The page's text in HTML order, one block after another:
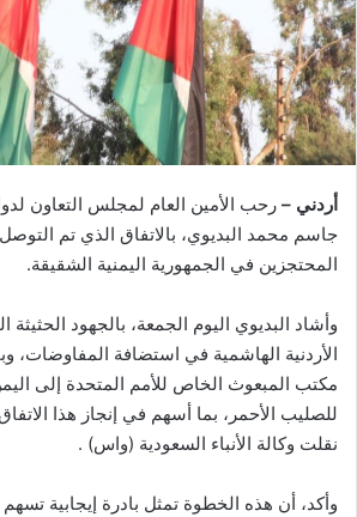
أردني – رحب الأمين العام لمجلس التعاون
جاسم محمد البديوي، بالاتفاق الذي تم
المحتجزين في الجمهورية اليمنية الشقيقة.
وأشاد البديوي اليوم الجمعة، بالجهود الحثيثة
الأردنية الهاشمية في استضافة المفاوضات،
مكتب المبعوث الخاص للأمم المتحدة إلى
للصليب الأحمر، بما أسهم في إنجاز هذا
نقلت وكالة الأنباء السعودية (واس) .
وأكد، أن هذه الخطوة تمثل بادرة إيجابية